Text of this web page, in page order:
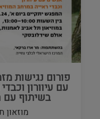
פורום נגישות
עם עיוורון
בשיתוף עם
מוזאון